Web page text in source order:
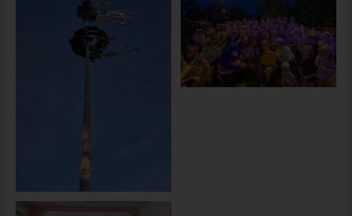
Obrázok